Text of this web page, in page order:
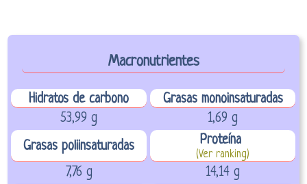
Macronutrientes
Hidratos de carbono
Grasas monoinsaturadas
53,99 g
1,69 g
Grasas poliinsaturadas
Proteína
(Ver ranking)
7,76 g
14,14 g